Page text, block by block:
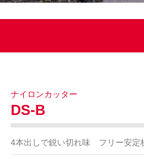
ナイロンカッター
DS-B
4本出しで鋭い切れ味 フリー安定